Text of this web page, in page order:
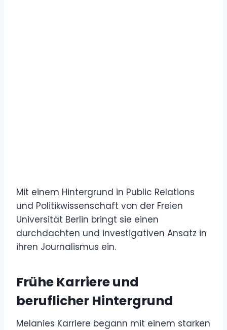
Mit einem Hintergrund in Public Relations
und Politikwissenschaft von der Freien
Universität Berlin bringt sie einen
durchdachten und investigativen Ansatz in
ihren Journalismus ein.
Frühe Karriere und
beruflicher Hintergrund
Melanies Karriere begann mit einem starken